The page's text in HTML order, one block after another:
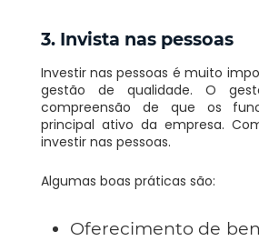
3. Invista nas pessoas
Investir nas pessoas é muito
gestão de qualidade. O
compreensão de que os
principal ativo da empresa.
investir nas pessoas.
Algumas boas práticas são:
Oferecimento de